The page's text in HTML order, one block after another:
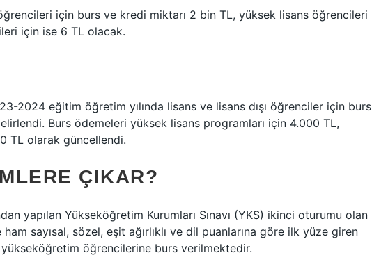
için burs ve kredi miktarı 2 bin TL, yüksek lisans öğrencileri
için ise 6 TL olacak.
2024 eğitim öğretim yılında lisans ve lisans dışı öğrenciler için burs
Burs ödemeleri yüksek lisans programları için 4.000 TL,
TL olarak güncellendi.
ÇIKAR?
yapılan Yükseköğretim Kurumları Sınavı (YKS) ikinci oturumu olan
ham sayısal, sözel, eşit ağırlıklı ve dil puanlarına göre ilk yüze giren
öğrencilerine burs verilmektedir.